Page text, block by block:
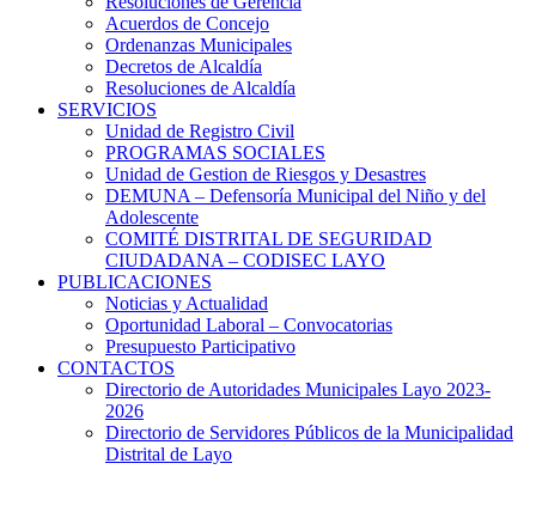
Acuerdos de Concejo
Ordenanzas Municipales
Decretos de Alcaldía
Resoluciones de Alcaldía
SERVICIOS
Unidad de Registro Civil
PROGRAMAS SOCIALES
Unidad de Gestion de Riesgos y Desastres
DEMUNA – Defensoría Municipal del Niño y del
Adolescente
COMITÉ DISTRITAL DE SEGURIDAD
CIUDADANA – CODISEC LAYO
PUBLICACIONES
Noticias y Actualidad
Oportunidad Laboral – Convocatorias
Presupuesto Participativo
CONTACTOS
Directorio de Autoridades Municipales Layo 2023-
2026
Directorio de Servidores Públicos de la Municipalidad
Distrital de Layo